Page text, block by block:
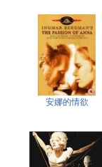
安娜的情欲